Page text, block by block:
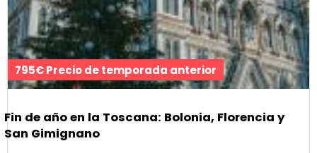
795€ Precio de temporada anterior
Fin de año en la Toscana: Bolonia, Florencia y
San Gimignano